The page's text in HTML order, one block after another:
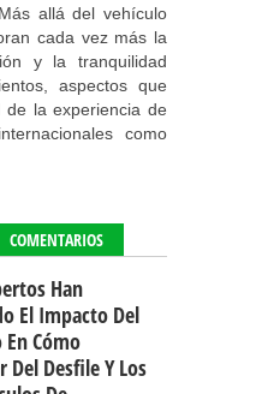
allá del vehículo
cada vez más la
y la tranquilidad
aspectos que
la experiencia de
como
COMENTARIOS
Han
El Impacto Del
Cómo
Del Desfile Y Los